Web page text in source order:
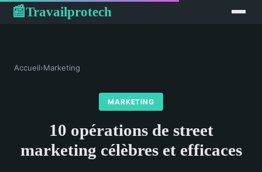
📰Travailprotech
Accueil›Marketing
MARKETING
10 opérations de street
marketing célèbres et efficaces